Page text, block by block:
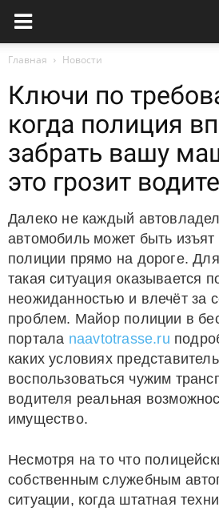
Главная Новости
Ключи по
когда полиция
забрать вашу
это грозит
Далеко не каждый
автомобиль может быть изъят
полиции прямо на дороге.
такая ситуация оказывается
неожиданностью и влечёт за
проблем. Майор полиции в
портала naavtotrasse.ru
каких условиях
воспользоваться чужим
водителя реальная
имущество.
Несмотря на то что
собственным служебным
ситуации, когда штатная